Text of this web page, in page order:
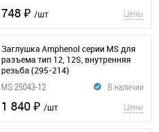
748 ₽ /шт Цены
Заглушка Amphenol серии MS для
разъема тип 12, 12S, внутренняя
резьба (295-214)
В наличии
MS 25043-12
1 840 ₽ /шт Цены